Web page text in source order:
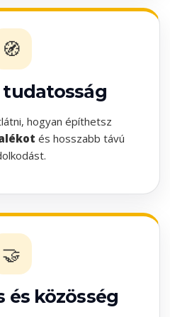
🧭
tudatosság
hogyan építhetsz
és hosszabb távú
🤝
és közösség